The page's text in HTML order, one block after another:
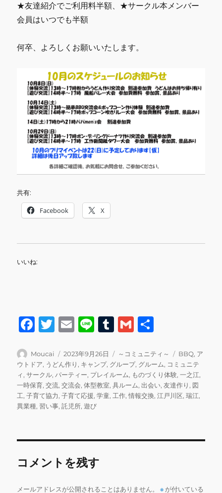
★友達紹介でご利用料半額、★サークル本メンバー
会員はいつでも半額
何卒、よろしくお願いいたします。
共有:
Facebook X
いいね:
F
c
e
b
o
k
T
it
te
r
E
ai
l
Li
e
T
m
bl
r
G
ai
l
投
稿
者
Moucai
投
稿
日:
2023年9月26日
カ
テ
ゴ
リ
ー
～コミュニティ～
タ
グ
BBQ, ア
ウトドア, うどん作り, キャンプ, グループ, グルーム, コミュニテ
ィ,サークル,パーティー, プレイルーム, ものづくり体験,一之江,
一時保育,交流,交流会,体型教室,具ルーム, 出会い,友達作り, 図
工,子育て協力,子育て応援,学童,工作,情報交換,江戸川区,瑞江,
異業種, 習い事,託児所,遊び
コメントを残す
メールアドレスが公開されることはありません。 ※ が付いている